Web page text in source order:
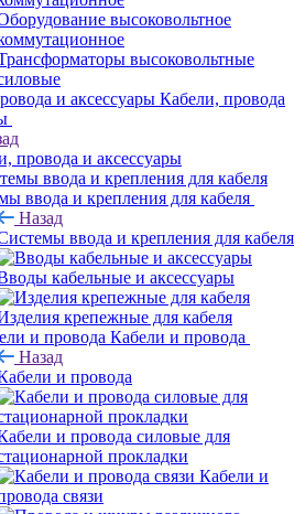
высоковольтное
высоковольтные
Кабели, провода
провода и аксессуары
ввода и крепления для кабеля
Назад
ввода и крепления для кабеля
кабельные и аксессуары
крепежные для кабеля
Кабели и провода
Назад
и провода
и провода силовые для
прокладки
Кабели и
связи